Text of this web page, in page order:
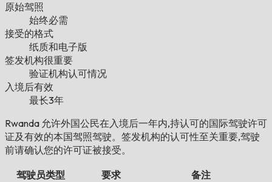
原始驾照
始终必需
接受的格式
纸质和电子版
签发机构很重要
验证机构认可情况
入境后有效
最长3年
Rwanda 允许外国公民在入境后一年内,持认可的国际驾驶许可
证及有效的本国驾照驾驶。签发机构的认可性至关重要,驾驶
前请确认您的许可证被接受。
驾驶员类型 要求
备注